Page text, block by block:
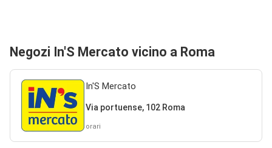
Negozi In'S Mercato vicino a Roma
In'S Mercato
Via portuense, 102 Roma
orari